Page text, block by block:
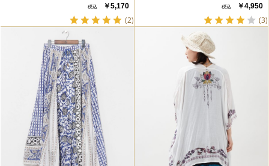
￥5,170
(2)
￥4,950
(3)